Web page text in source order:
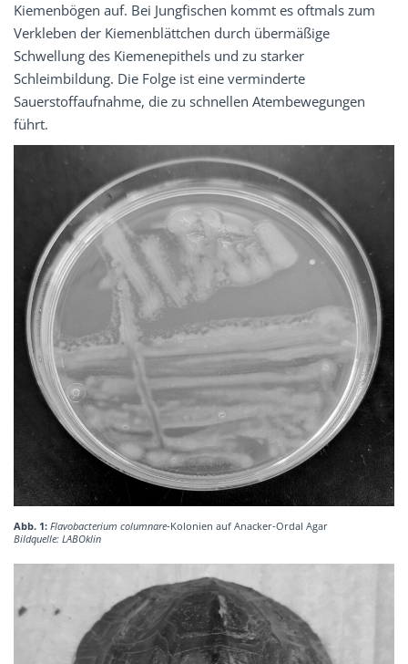
Kiemenbögen auf. Bei Jungfischen kommt es oftmals zum
Verkleben der Kiemenblättchen durch übermäßige
Schwellung des Kiemenepithels und zu starker
Schleimbildung. Die Folge ist eine ­verminderte
Sauerstoffaufnahme, die zu schnellen Atembewegungen
führt.
Abb. 1: Flavobacterium columnare-Kolonien auf Anacker-Ordal Agar
Bildquelle: LABOklin